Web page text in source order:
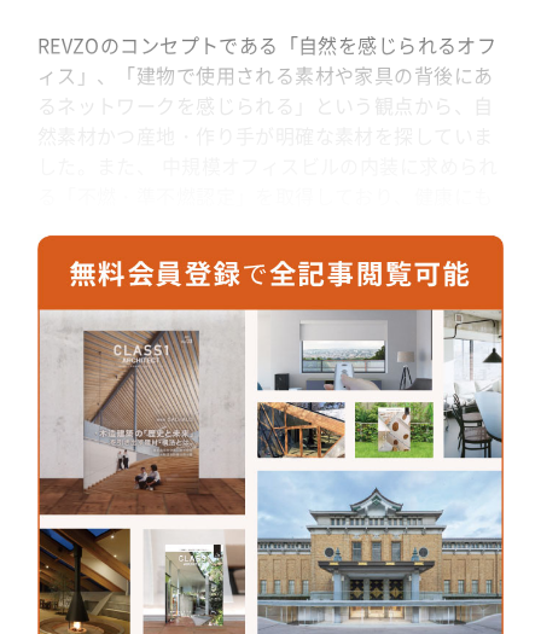
REVZOのコンセプトである「自然を感じられるオフ
ィス」、「建物で使用される素材や家具の背後にあ
るネットワークを感じられる」という観点から、自
ルさんが製造しているこの製品が良いという結論に
至りました。天然の木材なので木の香りや手触りが
しますし、同じ模様は二つとない自然素材の良い点
をしっかり維持しています。それでいてコストや施
工性にも応えられる製品です。
株式会社ビッグウィル
〒771-2501
徳島県三好郡東みよし町昼間20番地1
bigwill.co.jp/